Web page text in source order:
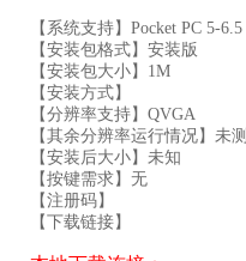
【系统支持】Pocket PC 5-6.5
【安装包格式】安装版
【安装包大小】1M
【安装方式】
【分辨率支持】QVGA
【其余分辨率运行情况】未测
【安装后大小】未知
【按键需求】无
【注册码】
【下载链接】